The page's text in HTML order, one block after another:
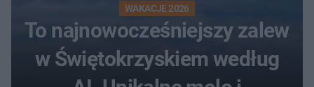
WAKACJE 2026
To najnowocześniejszy zalew
w Świętokrzyskiem według